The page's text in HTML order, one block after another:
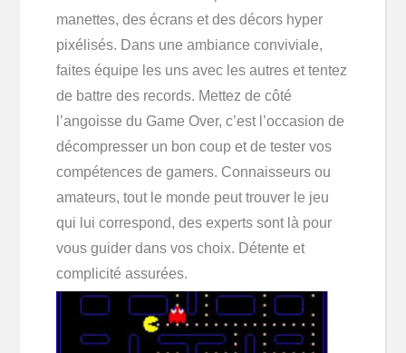
manettes, des écrans et des décors hyper
pixélisés. Dans une ambiance conviviale,
faites équipe les uns avec les autres et tentez
de battre des records. Mettez de côté
l’angoisse du Game Over, c’est l’occasion de
décompresser un bon coup et de tester vos
compétences de gamers. Connaisseurs ou
amateurs, tout le monde peut trouver le jeu
qui lui correspond, des experts sont là pour
vous guider dans vos choix. Détente et
complicité assurées.